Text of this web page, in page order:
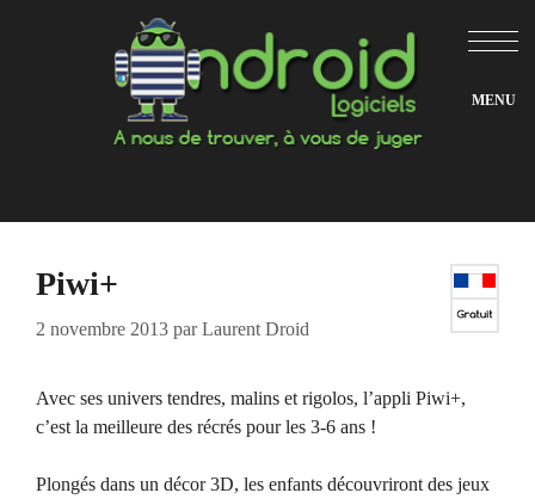
Piwi+
2 novembre 2013 parLaurent Droid
Avec ses univers tendres, malins et rigolos, l’appli Piwi+,
c’est la meilleure des récrés pour les 3-6 ans !
Plongés dans un décor 3D, les enfants découvriront des jeux